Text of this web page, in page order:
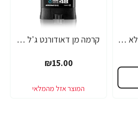
סנו אוקסיג'ן ספריי ללא אקונומיקה עם חמצן פעיל - 750 מ"ל
קרמה מן דאודורנט ג'ל אקטיב לגבר 75 מ"ל
₪15.00